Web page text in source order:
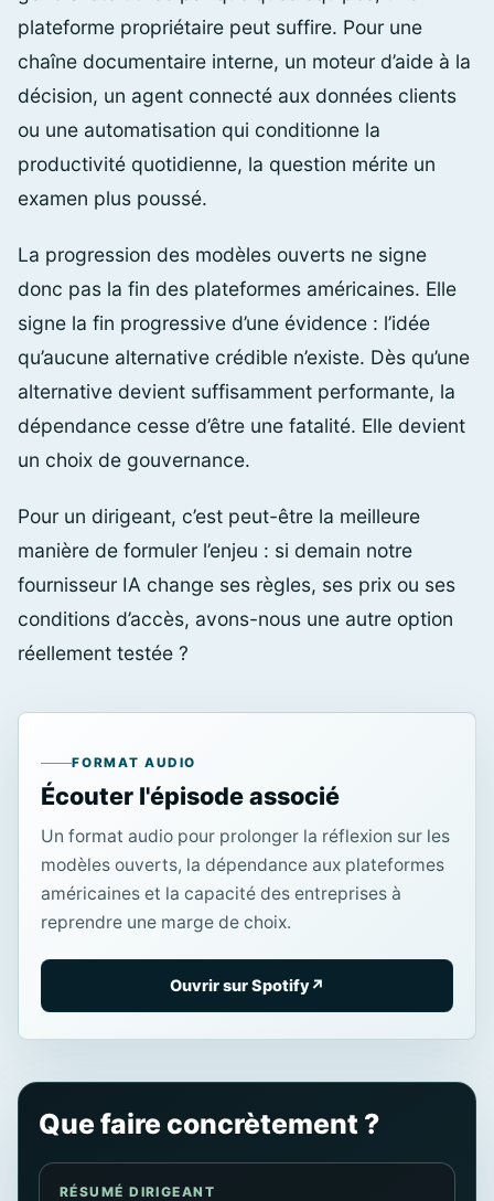
plateforme propriétaire peut suffire. Pour une
chaîne documentaire interne, un moteur d’aide à la
décision, un agent connecté aux données clients
ou une automatisation qui conditionne la
productivité quotidienne, la question mérite un
examen plus poussé.
La progression des modèles ouverts ne signe
donc pas la fin des plateformes américaines. Elle
signe la fin progressive d’une évidence : l’idée
qu’aucune alternative crédible n’existe. Dès qu’une
alternative devient suffisamment performante, la
dépendance cesse d’être une fatalité. Elle devient
un choix de gouvernance.
Pour un dirigeant, c’est peut-être la meilleure
manière de formuler l’enjeu : si demain notre
fournisseur IA change ses règles, ses prix ou ses
conditions d’accès, avons-nous une autre option
réellement testée ?
FORMAT AUDIO
Écouter l'épisode associé
Un format audio pour prolonger la réflexion sur les
modèles ouverts, la dépendance aux plateformes
américaines et la capacité des entreprises à
reprendre une marge de choix.
Ouvrir sur Spotify↗
Que faire concrètement ?
RÉSUMÉ DIRIGEANT